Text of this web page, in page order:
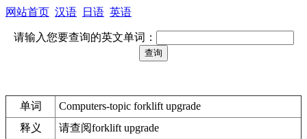
网站首页 汉语 日语 英语
请输入您要查询的英文单词：
单词
Computers-topic forklift upgrade
释义
请查阅forklift upgrade